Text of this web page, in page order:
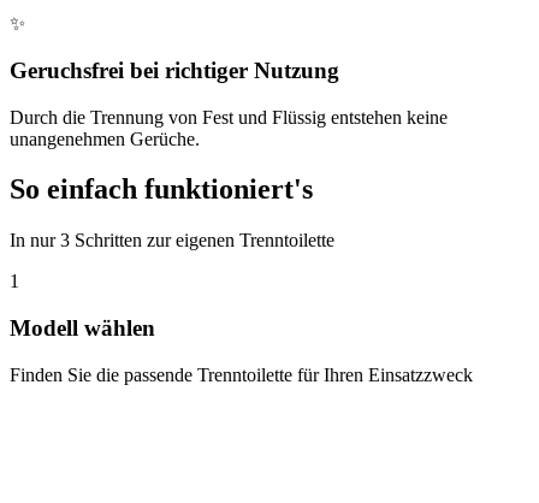
✨
Geruchsfrei bei richtiger Nutzung
Durch die Trennung von Fest und Flüssig entstehen keine
unangenehmen Gerüche.
So einfach funktioniert's
In nur 3 Schritten zur eigenen Trenntoilette
1
Modell wählen
Finden Sie die passende Trenntoilette für Ihren Einsatzzweck